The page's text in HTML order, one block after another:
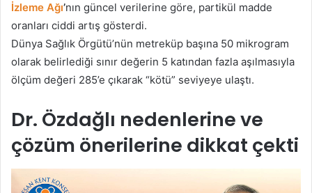
İzleme Ağı’nın güncel verilerine göre, partikül madde
oranları ciddi artış gösterdi.
Dünya Sağlık Örgütü’nün metreküp başına 50 mikrogram
olarak belirlediği sınır değerin 5 katından fazla aşılmasıyla
ölçüm değeri 285’e çıkarak “kötü” seviyeye ulaştı.
Dr. Özdağlı nedenlerine ve
çözüm önerilerine dikkat çekti